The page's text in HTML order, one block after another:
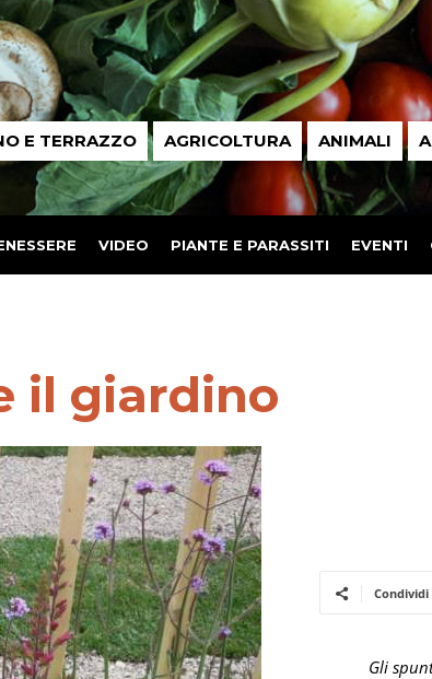
E TERRAZZO AGRICOLTURA ANIMALI
VIDEO PIANTE E PARASSITI EVENTI
il giardino
Condividi
Gli